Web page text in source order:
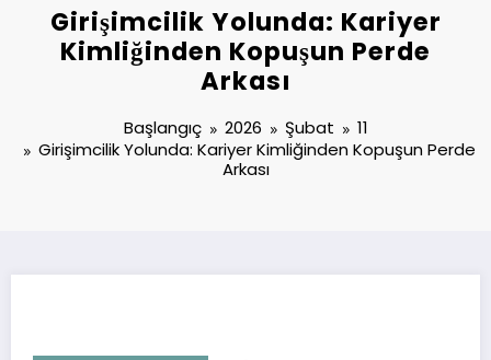
Girişimcilik Yolunda: Kariyer
Kimliğinden Kopuşun Perde
Arkası
Başlangıç 2026 Şubat
11
Girişimcilik Yolunda: Kariyer Kimliğinden Kopuşun Perde
Arkası